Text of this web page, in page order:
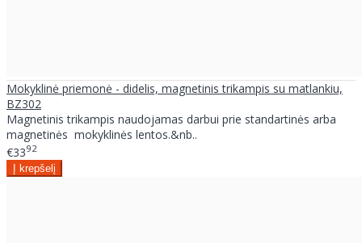
Mokyklinė priemonė - didelis, magnetinis trikampis su matlankiu,
BZ302
Magnetinis trikampis naudojamas darbui prie standartinės arba
magnetinės mokyklinės lentos.&nb..
€3392